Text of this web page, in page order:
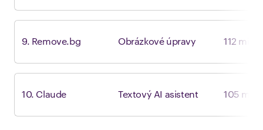
9. Remove.bg Obrázkové úpravy 112 mil.
10. Claude Textový AI asistent 105 mil.